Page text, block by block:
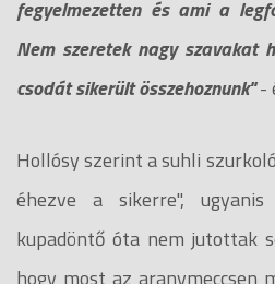
fegyelmezetten és ami a
Nem szeretek nagy szavakat
csodát sikerült összehoznunk"-
Hollósy szerint a suhli
éhezve a sikerre",
kupadöntő óta nem jutottak
hogy most az aranymeccsen